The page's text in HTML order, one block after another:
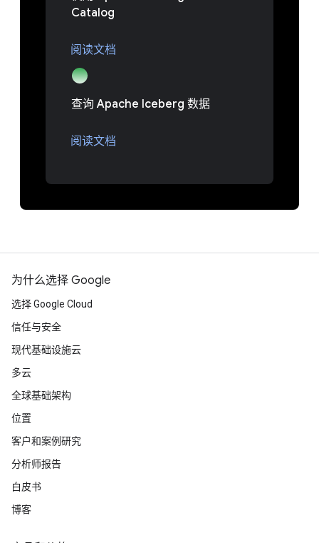
Catalog
阅读文档
查询 Apache Iceberg 数据
阅读文档
为什么选择 Google
选择 Google Cloud
信任与安全
现代基础设施云
多云
全球基础架构
位置
客户和案例研究
分析师报告
白皮书
博客